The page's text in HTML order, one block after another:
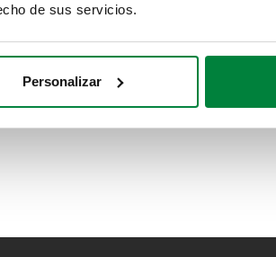
de sus servicios.
Personalizar